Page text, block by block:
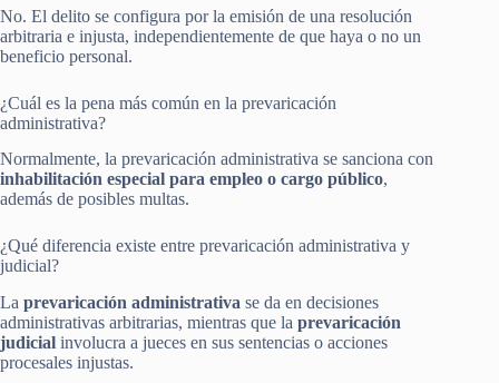
No. El delito se configura por la emisión de una resolución
arbitraria e injusta, independientemente de que haya o no un
beneficio personal.
¿Cuál es la pena más común en la prevaricación
administrativa?
Normalmente, la prevaricación administrativa se sanciona con
inhabilitación especial para empleo o cargo público,
además de posibles multas.
¿Qué diferencia existe entre prevaricación administrativa y
judicial?
La prevaricación administrativa se da en decisiones
administrativas arbitrarias, mientras que la prevaricación
judicial involucra a jueces en sus sentencias o acciones
procesales injustas.